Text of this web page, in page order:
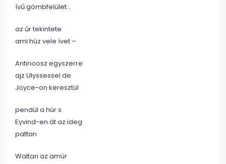
ívű gömbfelület…
az űr tekintete
ami húz vele ívet –
Antinoosz egyszerre
ajz Ulyssessel de
Joyce-on keresztül
pendül a húr s
Eyvind-en át az ideg
pattan
Waltari az amúr